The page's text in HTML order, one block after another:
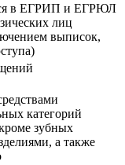
в ЕГРИП и ЕГРЮЛ
лиц
выписок,
категорий
зубных
а также